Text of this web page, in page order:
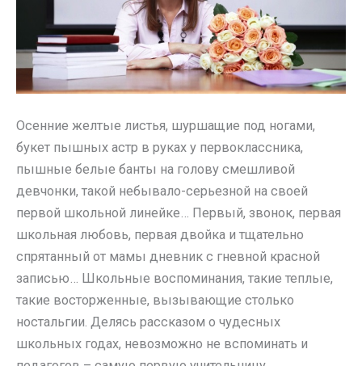
Осенние желтые листья, шуршащие под ногами,
букет пышных астр в руках у первоклассника,
пышные белые банты на голову смешливой
девчонки, такой небывало-серьезной на своей
первой школьной линейке… Первый, звонок, первая
школьная любовь, первая двойка и тщательно
спрятанный от мамы дневник с гневной красной
записью… Школьные воспоминания, такие теплые,
такие восторженные, вызывающие столько
ностальгии. Делясь рассказом о чудесных
школьных годах, невозможно не вспоминать и